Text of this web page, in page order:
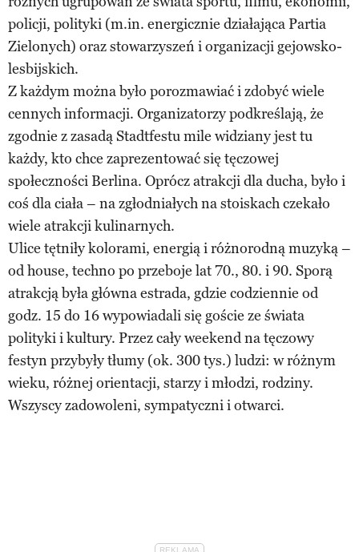
policji, polityki (m.in. energicznie działająca Partia
Zielonych) oraz stowarzyszeń i organizacji gejowsko-
lesbijskich.
Z każdym można było porozmawiać i zdobyć wiele
cennych informacji. Organizatorzy podkreślają, że
zgodnie z zasadą Stadtfestu mile widziany jest tu
każdy, kto chce zaprezentować się tęczowej
społeczności Berlina. Oprócz atrakcji dla ducha, było i
coś dla ciała – na zgłodniałych na stoiskach czekało
wiele atrakcji kulinarnych.
Ulice tętniły kolorami, energią i różnorodną muzyką –
od house, techno po przeboje lat 70., 80. i 90. Sporą
atrakcją była główna estrada, gdzie codziennie od
godz. 15 do 16 wypowiadali się goście ze świata
polityki i kultury. Przez cały weekend na tęczowy
festyn przybyły tłumy (ok. 300 tys.) ludzi: w różnym
wieku, różnej orientacji, starzy i młodzi, rodziny.
Wszyscy zadowoleni, sympatyczni i otwarci.